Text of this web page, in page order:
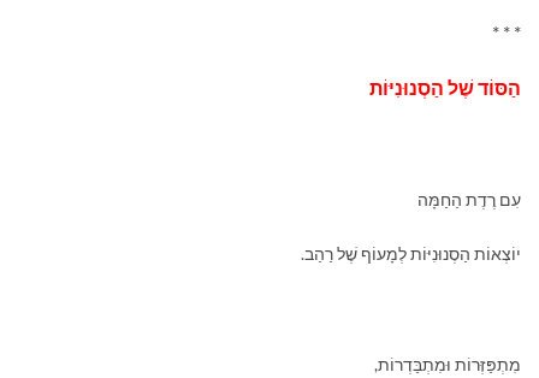
* * *
הַסּוֹד שֶׁל הַסְנוּנִיּוֹת
עִם רֶדֶת הַחַמָּה
יוֹצְאוֹת הַסְנוּנִיּוֹת לְמָעוֹף שֶׁל רַהַב.
מִתְפַּזְּרוֹת וּמִתְבַּדְרוֹת,